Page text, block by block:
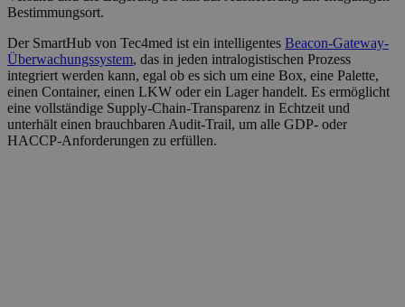
Bestimmungsort.
Der SmartHub von Tec4med ist ein intelligentes Beacon-Gateway-
Überwachungssystem, das in jeden intralogistischen Prozess
integriert werden kann, egal ob es sich um eine Box, eine Palette,
einen Container, einen LKW oder ein Lager handelt. Es ermöglicht
eine vollständige Supply-Chain-Transparenz in Echtzeit und
unterhält einen brauchbaren Audit-Trail, um alle GDP- oder
HACCP-Anforderungen zu erfüllen.